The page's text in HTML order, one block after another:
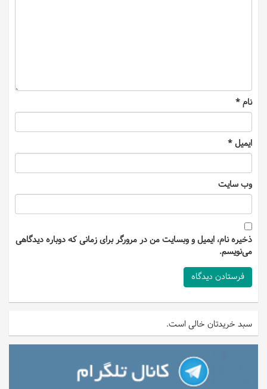
نام*
ایمیل*
وب‌ سایت
ذخیره نام، ایمیل و وبسایت من در مرورگر برای زمانی که دوباره دیدگاهی
می‌نویسم.
سبد خریدتان خالی است.